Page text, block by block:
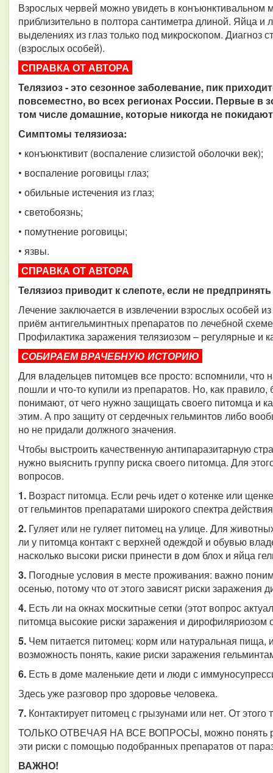
Взрослых червей можно увидеть в конъюнктивальном
приблизительно в полтора сантиметра длиной. Яйца и
выделениях из глаз только под микроскопом. Диагноз
(взрослых особей).
СПРАВКА ОТ АВТОРА
Телязиоз - это сезонное заболевание, пик
повсеместно, во всех регионах России. Первые в
том числе домашние, которые никогда не
Симптомы телязиоза:
• конъюнктивит (воспаление слизистой оболочки век);
• воспаление роговицы глаз;
• обильные истечения из глаз;
• светобоязнь;
• помутнение роговицы;
• язвы.
СПРАВКА ОТ АВТОРА
Телязиоз приводит к слепоте, если не
Лечение заключается в извлечении взрослых особей
приём антигельминтных препаратов по лечебной
Профилактика заражения телязиозом – регулярные и
СОБИРАЕМ ВРАЧЕБНУЮ ИСТОРИЮ​​​​​​​
Для владельцев питомцев все просто: вспомнили, что
пошли и что-то купили из препаратов. Но, как
понимают, от чего нужно защищать своего питомца и
этим. А про защиту от сердечных гельминтов либо
но не придали должного значения.
Чтобы выстроить качественную антипаразитарную
нужно выяснить группу риска своего питомца. Для
вопросов.
1. Возраст питомца. Если речь идет о котенке или
от гельминтов препаратами широкого спектра
2. Гуляет или не гуляет питомец на улице. Для
ли у питомца контакт с верхней одеждой и обувью
насколько высоки риски принести в дом блох и яйца
3. Погодные условия в месте проживания: важно
осенью, потому что от этого зависят риски
4. Есть ли на окнах москитные сетки (этот вопрос
питомца высокие риски заражения и дирофиляриозом
5. Чем питается питомец: корм или натуральная пища,
возможность понять, какие риски заражения
6. Есть в доме маленькие дети и люди с
Здесь уже разговор про здоровье человека.
7. Контактирует питомец с грызунами или нет. От
ТОЛЬКО ОТВЕЧАЯ НА ВСЕ ВОПРОСЫ, можно понять
эти риски с помощью подобранных препаратов от
ВАЖНО!